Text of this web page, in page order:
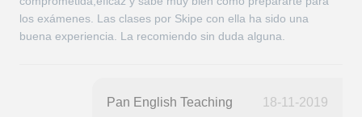
los exámenes. Las clases por Skipe con ella ha sido una
buena experiencia. La recomiendo sin duda alguna.
Pan English Teaching
18-11-2019